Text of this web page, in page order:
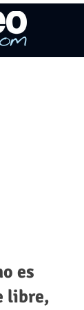
es
libre,